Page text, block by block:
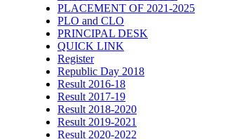
PLACEMENT OF 2021-2025
PLO and CLO
PRINCIPAL DESK
QUICK LINK
Register
Republic Day 2018
Result 2016-18
Result 2017-19
Result 2018-2020
Result 2019-2021
Result 2020-2022